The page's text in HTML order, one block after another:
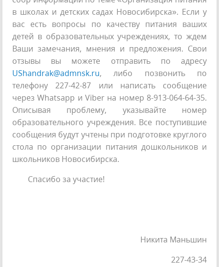
в школах и детских садах Новосибирска». Если у
вас есть вопросы по качеству питания ваших
детей в образовательных учреждениях, то ждем
Ваши замечания, мнения и предложения. Свои
отзывы вы можете отправить по адресу
UShandrak@admnsk.ru, либо позвонить по
телефону 227-42-87 или написать сообщение
через Whatsapp и Viber на номер 8-913-064-64-35.
Описывая проблему, указывайте номер
образовательного учреждения. Все поступившие
сообщения будут учтены при подготовке круглого
стола по организации питания дошкольников и
школьников Новосибирска.
Спасибо за участие!
Никита Маньшин
227-43-34